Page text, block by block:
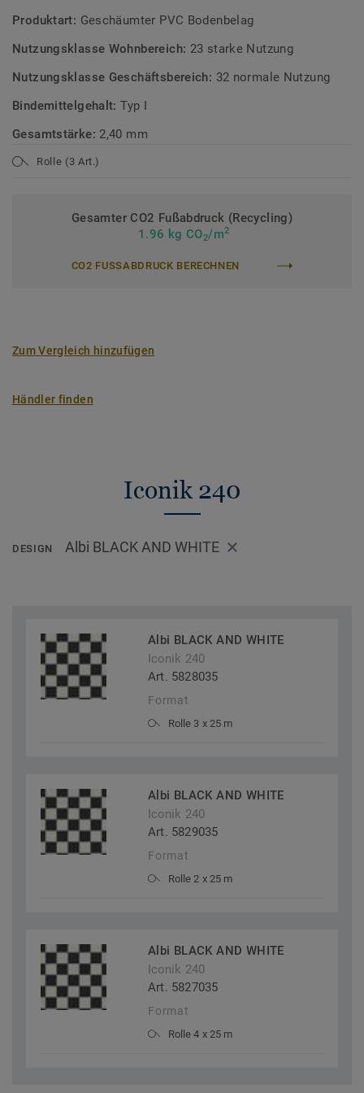
Produktart: Geschäumter PVC Bodenbelag
Nutzungsklasse Wohnbereich: 23 starke Nutzung
Nutzungsklasse Geschäftsbereich: 32 normale Nutzung
Bindemittelgehalt:Typ I
Gesamtstärke: 2,40 mm
Rolle (3 Art.)
Gesamter CO2 Fußabdruck (Recycling)
1.96 kg CO2/m2
CO2 FUSSABDRUCK BERECHNEN
Zum Vergleich hinzufügen
Händler finden
Iconik 240
DESIGN Albi BLACK AND WHITE
Albi BLACK AND WHITE
Iconik 240
Art. 5828035
Format
Rolle 3 x 25 m
Albi BLACK AND WHITE
Iconik 240
Art. 5829035
Format
Rolle 2 x 25 m
Albi BLACK AND WHITE
Iconik 240
Art. 5827035
Format
Rolle 4 x 25 m